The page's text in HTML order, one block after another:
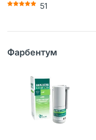
51
Фарбентум